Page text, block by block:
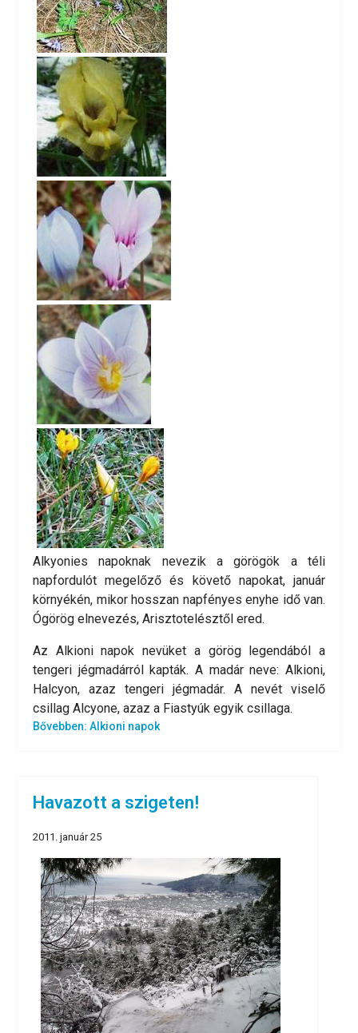
Alkyonies napoknak nevezik a görögök a téli
napfordulót megelőző és követő napokat, január
környékén, mikor hosszan napfényes enyhe idő van.
Ógörög elnevezés, Arisztotelésztől ered.
Az Alkioni napok nevüket a görög legendából a
tengeri jégmadárról kapták. A madár neve: Alkioni,
Halcyon, azaz tengeri jégmadár. A nevét viselő
csillag Alcyone, azaz a Fiastyúk egyik csillaga.
Bővebben: Alkioni napok
Havazott a szigeten!
2011. január 25